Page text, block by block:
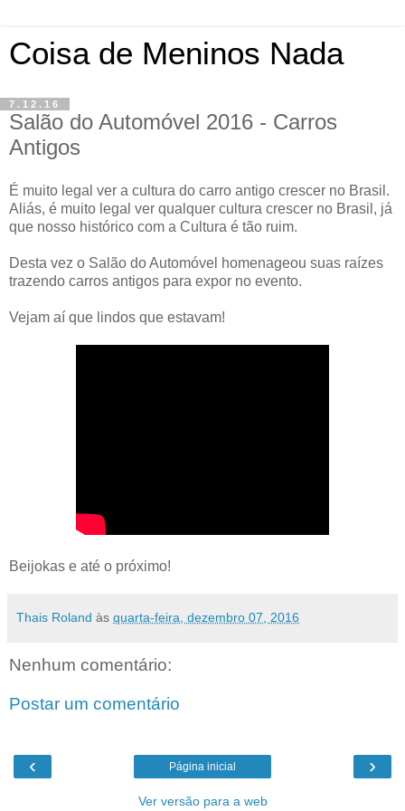
Coisa de Meninos Nada
7.12.16
Salão do Automóvel 2016 - Carros
Antigos
É muito legal ver a cultura do carro antigo crescer no Brasil.
Aliás, é muito legal ver qualquer cultura crescer no Brasil, já
que nosso histórico com a Cultura é tão ruim.
Desta vez o Salão do Automóvel homenageou suas raízes
trazendo carros antigos para expor no evento.
Vejam aí que lindos que estavam!
Beijokas e até o próximo!
Thais Roland às quarta-feira, dezembro 07, 2016
Nenhum comentário:
Postar um comentário
‹ ›
Página inicial
Ver versão para a web